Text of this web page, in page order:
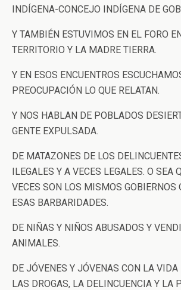
INDÍGENA-CONCEJO INDÍGENA DE
Y TAMBIÉN ESTUVIMOS EN EL FORO
TERRITORIO Y LA MADRE TIERRA.
Y EN ESOS ENCUENTROS
PREOCUPACIÓN LO QUE RELATAN.
Y NOS HABLAN DE POBLADOS
GENTE EXPULSADA.
DE MATAZONES DE LOS
ILEGALES Y A VECES LEGALES. O SEA
VECES SON LOS MISMOS GOBIERNOS
ESAS BARBARIDADES.
DE NIÑAS Y NIÑOS ABUSADOS Y
ANIMALES.
DE JÓVENES Y JÓVENAS CON LA
LAS DROGAS, LA DELINCUENCIA Y LA